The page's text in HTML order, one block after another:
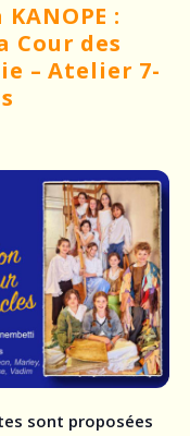
KANOPE :
Cour des
– Atelier 7-
sont proposées